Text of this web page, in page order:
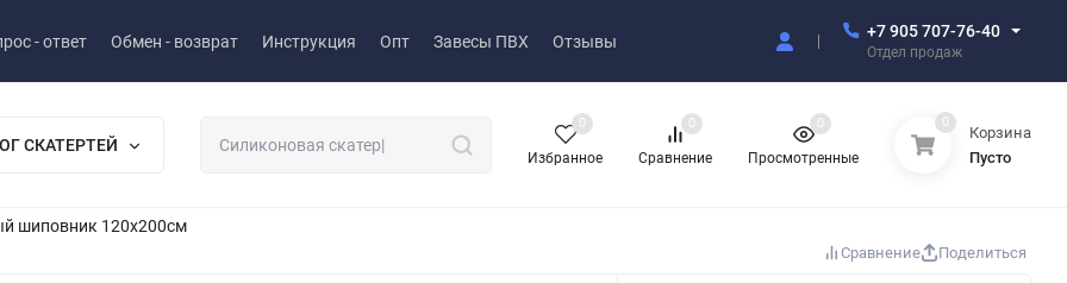
- ответ Обмен - возврат Инструкция Опт Завесы ПВХ Отзывы
+7 905 707-76-40
Отдел продаж
СКАТЕРТЕЙ
Избранное
0
Сравнение
0
Просмотренные
0 0
Корзина
Пусто
шиповник 120x200см
Сравнение Поделиться